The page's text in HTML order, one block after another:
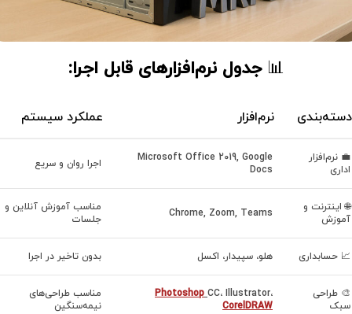
📊جدول نرم‌افزارهای قابل اجرا:
دسته‌بندی نرم‌افزار عملکرد سیستم
💼 نرم‌افزار
اداری
Microsoft Office 2019, Google
Docs
اجرا روان و سریع
🌐 اینترنت و
آموزش
Chrome, Zoom, Teams
مناسب آموزش آنلاین و
جلسات
📈 حسابداری هلو، سپیدار، اکسل بدون تاخیر در اجرا
🎨 طراحی
سبک
Photoshop CC، Illustrator،
CorelDRAW
مناسب طراحی‌های
نیمه‌سنگین